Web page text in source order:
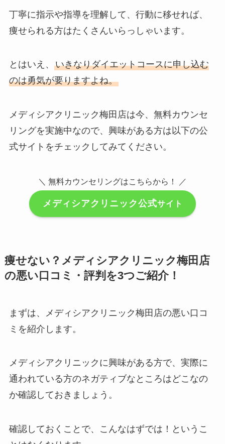
丁寧に指示や指導を理解して、行動に移せれば、
痩せられる方はたくさんいらっしゃいます。
とはいえ、 いきなりダイエットコースに申し込む
のは勇気が要りますよね。
メディシアクリニック梅田店は今、無料カウンセ
リングを実施中なので、興味がある方は以下の公
式サイトをチェックしてみてください。
＼ 無料カウンセリングはこちらから！ ／
メディシアクリニック公式サイト
痩せない？メディシアクリニック梅田店
の悪い口コミ・評判を3つご紹介！
まずは、メディシアクリニック梅田店の悪い口コ
ミを紹介します。
メディシアクリニックに興味がある方で、実際に
通われている方のネガティブなところはどこなの
か確認しておきましょう。
確認しておくことで、こんなはずでは！というこ